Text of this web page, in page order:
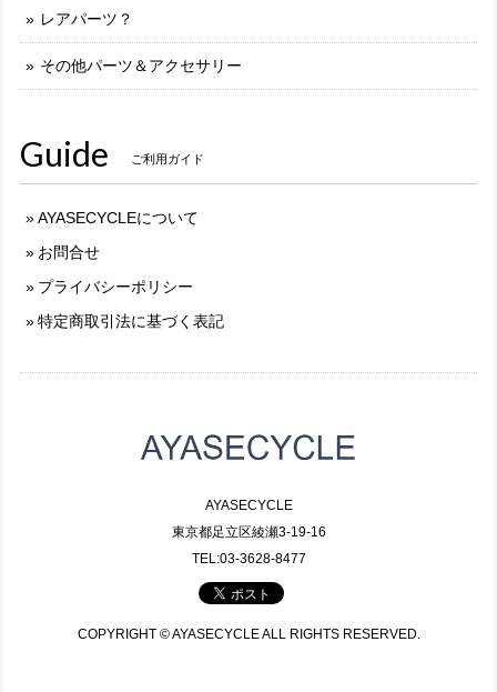
レアパーツ？
その他パーツ＆アクセサリー
Guide ご利用ガイド
AYASECYCLEについて
お問合せ
プライバシーポリシー
特定商取引法に基づく表記
AYASECYCLE
東京都足立区綾瀬3-19-16
TEL:03-3628-8477
COPYRIGHT © AYASECYCLE ALL RIGHTS RESERVED.